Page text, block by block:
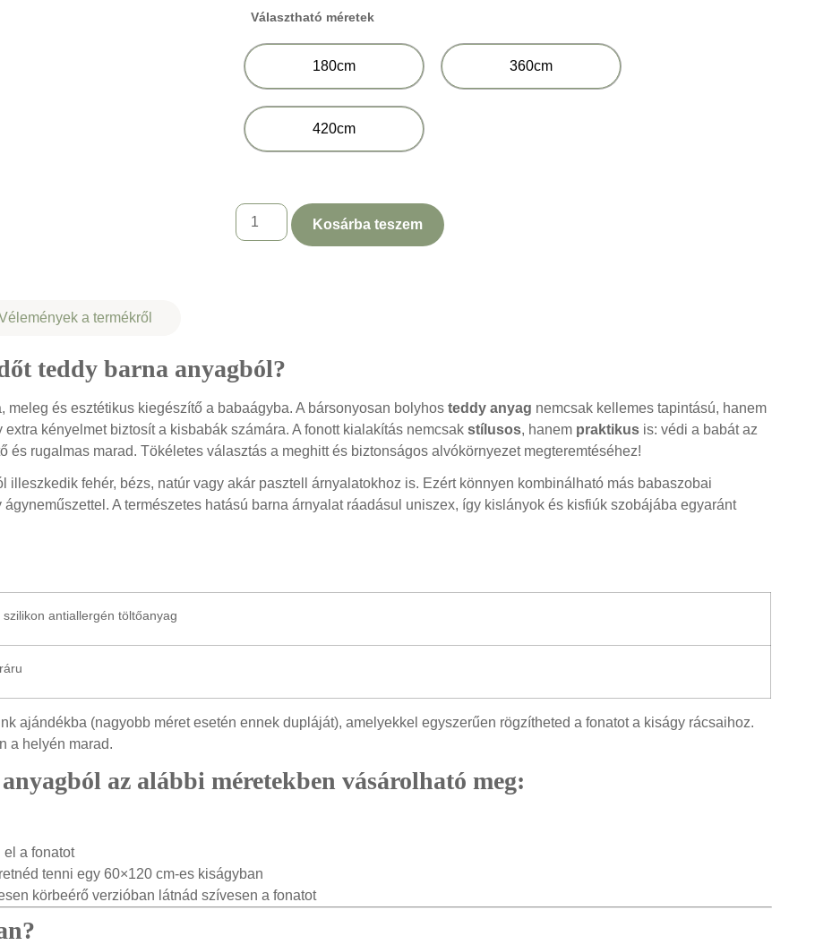
Választható méretek
180cm 360cm
420cm
Kosárba teszem
a termékről
teddy barna anyagból?
meleg és esztétikus kiegészítő a babaágyba. A bársonyosan bolyhosteddy anyag nemcsak kellemes tapintású, hanem
kényelmet biztosít a kisbabák számára. A fonott kialakítás nemcsakstílusos, hanem praktikus is: védi a babát az
és rugalmas marad. Tökéletes választás a meghitt és biztonságos alvókörnyezet megteremtéséhez!
fehér, bézs, natúr vagy akár pasztell árnyalatokhoz is. Ezért könnyen kombinálható más babaszobai
A természetes hatású barna árnyalat ráadásul uniszex, így kislányok és kisfiúk szobájába egyaránt
antiallergén töltőanyag
ajándékba (nagyobb méret esetén ennek dupláját), amelyekkel egyszerűen rögzítheted a fonatot a kiságy rácsaihoz.
a helyén marad.
az alábbi méretekben vásárolható meg:
a fonatot
tenni egy 60×120 cm-es kiságyban
körbeérő verzióban látnád szívesen a fonatot